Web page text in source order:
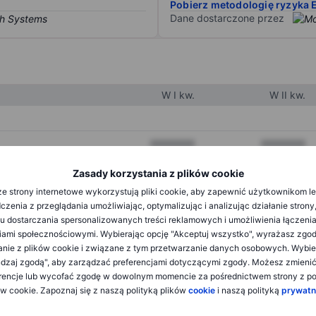
Zasady korzystania z plików cookie
strony internetowe wykorzystują pliki cookie, aby zapewnić użytkownikom
z przeglądania umożliwiając, optymalizując i analizując działanie
dostarczania spersonalizowanych treści reklamowych i umożliwienia
społecznościowymi. Wybierając opcję "Akceptuj wszystko", wyrażasz
z plików cookie i związane z tym przetwarzanie danych osobowych.
zgodą", aby zarządzać preferencjami dotyczącymi zgody. Możesz
lub wycofać zgodę w dowolnym momencie za pośrednictwem strony z
cookie. Zapoznaj się z naszą polityką plików cookie i naszą polityką
Pobierz metodologię ryzyka
Dane dostarczone przez
W I kw. W II kw.
XXXXXXX XXXXXXX
XXXXXXX
XXXXXXX XXXXXXX
XXXXXXX XXXXXXX
XXXXXXX